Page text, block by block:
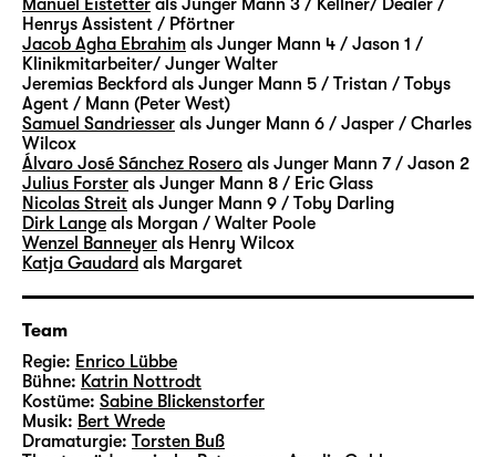
In Szenen und Monologen, Rückblenden und
Traumsequenzen begleiten wir sie alle über
Jahre — ihre Hoffnungen, ihre Sehnsüchte
und Ängste, ihre sehr verschiedenen
Ansichten und Lebensentwürfe. Erfolg oder
Geborgenheit, Privates oder Politisches —
gibt es das nur einzeln oder auch zusammen?
Die Lebenswege der Figuren werden geprägt
von individuellen Entscheidungen — aber
mehr noch von Umständen und Bedingungen,
die lange vor ihnen selbst in Geltung
getreten sind. Vermächtnisse
gewissermaßen.
Mit Walter, Mitte 60, und Eric, Anfang 30,
begegnen sich auch zwei Generationen eines
Lebensentwurfs, die unterschiedlicher
Manuel Eistetter als Junger Mann 3 / Kellner/ Dealer /
Henrys Assistent / Pförtner
Jacob Agha Ebrahim als Junger Mann 4 / Jason 1 /
Klinikmitarbeiter/ Junger Walter
Jeremias Beckford als Junger Mann 5 / Tristan / Tobys
Agent / Mann (Peter West)
Samuel Sandriesser als Junger Mann 6 / Jasper / Charles
Wilcox
Álvaro José Sánchez Rosero als Junger Mann 7 / Jason 2
Julius Forster als Junger Mann 8 / Eric Glass
Nicolas Streit als Junger Mann 9 / Toby Darling
Dirk Lange als Morgan / Walter Poole
Wenzel Banneyer als Henry Wilcox
Katja Gaudard als Margaret
Team
Regie: Enrico Lübbe
Bühne: Katrin Nottrodt
Kostüme: Sabine Blickenstorfer
Musik: Bert Wrede
Dramaturgie: Torsten Buß